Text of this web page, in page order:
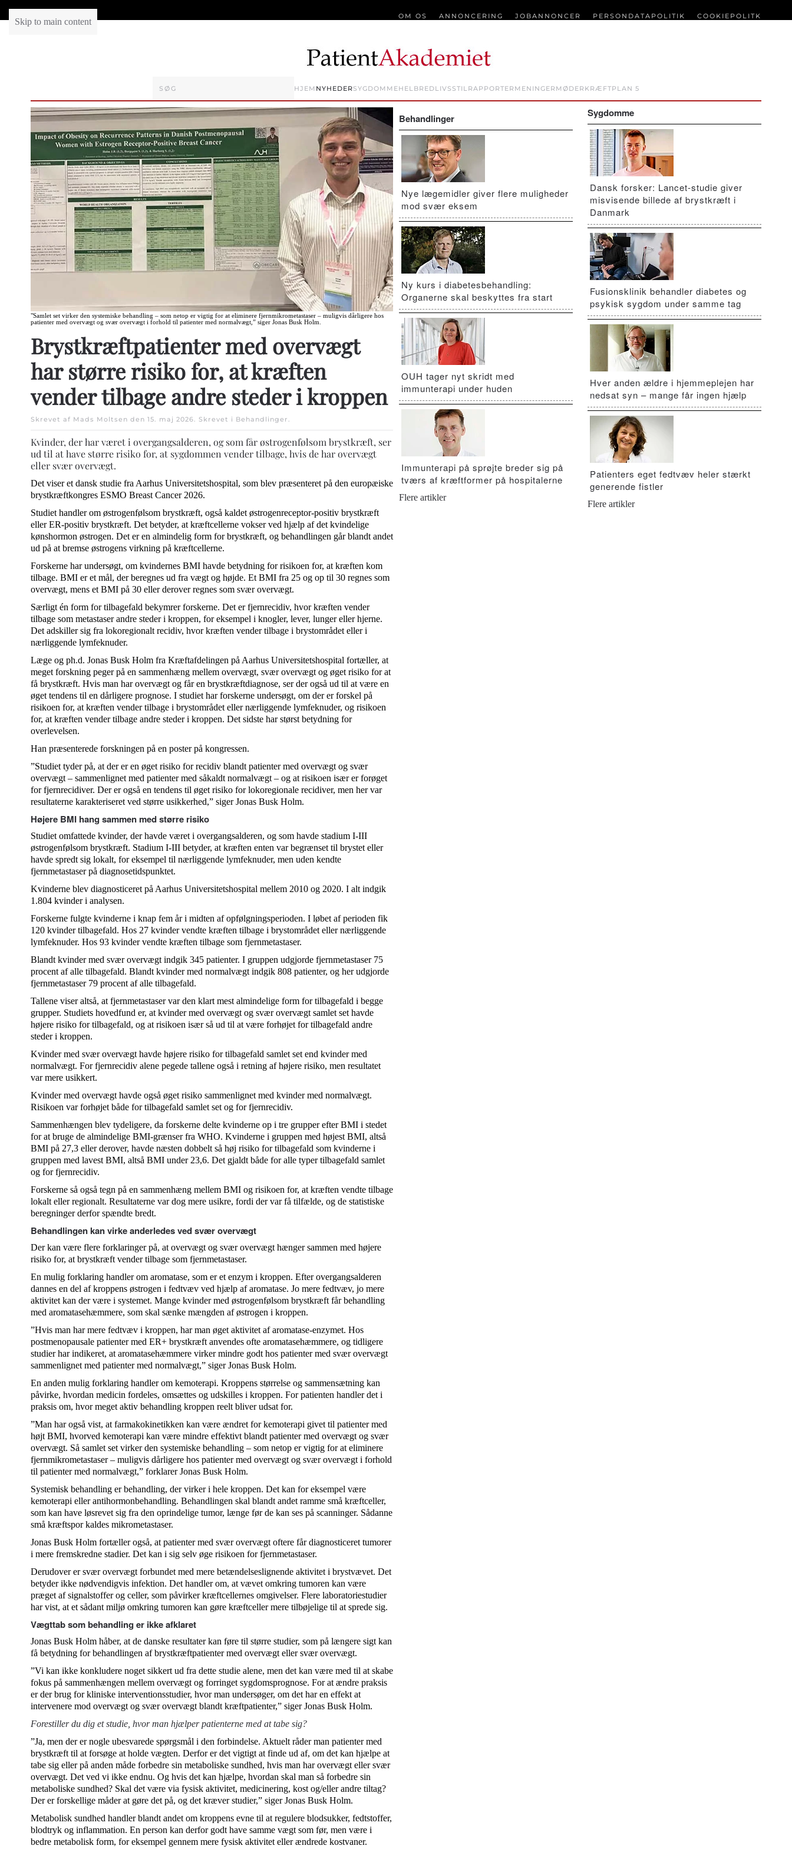
Skip to main content
OM OS ANNONCERING JOBANNONCER PERSONDATAPOLITIK COOKIEPOLITK
HJEM NYHEDERSYGDOMMEHELBREDLIVSSTILRAPPORTER MENINGER MØDER KRÆFTPLAN 5
"Samlet set virker den systemiske behandling – som netop er vigtig for at eliminere fjernmikrometastaser – muligvis dårligere hos
patienter med overvægt og svær overvægt i forhold til patienter med normalvægt,” siger Jonas Busk Holm.
Brystkræftpatienter med overvægt
har større risiko for, at kræften
vender tilbage andre steder i kroppen
Skrevet af Mads Moltsen den 15. maj 2026. Skrevet i Behandlinger.
Kvinder, der har været i overgangsalderen, og som får østrogenfølsom brystkræft, ser
ud til at have større risiko for, at sygdommen vender tilbage, hvis de har overvægt
eller svær overvægt.
Det viser et dansk studie fra Aarhus Universitetshospital, som blev præsenteret på den europæiske
brystkræftkongres ESMO Breast Cancer 2026.
Studiet handler om østrogenfølsom brystkræft, også kaldet østrogenreceptor-positiv brystkræft
eller ER-positiv brystkræft. Det betyder, at kræftcellerne vokser ved hjælp af det kvindelige
kønshormon østrogen. Det er en almindelig form for brystkræft, og behandlingen går blandt andet
ud på at bremse østrogens virkning på kræftcellerne.
Forskerne har undersøgt, om kvindernes BMI havde betydning for risikoen for, at kræften kom
tilbage. BMI er et mål, der beregnes ud fra vægt og højde. Et BMI fra 25 og op til 30 regnes som
overvægt, mens et BMI på 30 eller derover regnes som svær overvægt.
Særligt én form for tilbagefald bekymrer forskerne. Det er fjernrecidiv, hvor kræften vender
tilbage som metastaser andre steder i kroppen, for eksempel i knogler, lever, lunger eller hjerne.
Det adskiller sig fra lokoregionalt recidiv, hvor kræften vender tilbage i brystområdet eller i
nærliggende lymfeknuder.
Læge og ph.d. Jonas Busk Holm fra Kræftafdelingen på Aarhus Universitetshospital fortæller, at
meget forskning peger på en sammenhæng mellem overvægt, svær overvægt og øget risiko for at
få brystkræft. Hvis man har overvægt og får en brystkræftdiagnose, ser der også ud til at være en
øget tendens til en dårligere prognose. I studiet har forskerne undersøgt, om der er forskel på
risikoen for, at kræften vender tilbage i brystområdet eller nærliggende lymfeknuder, og risikoen
for, at kræften vender tilbage andre steder i kroppen. Det sidste har størst betydning for
overlevelsen.
Han præsenterede forskningen på en poster på kongressen.
”Studiet tyder på, at der er en øget risiko for recidiv blandt patienter med overvægt og svær
overvægt – sammenlignet med patienter med såkaldt normalvægt – og at risikoen især er forøget
for fjernrecidiver. Der er også en tendens til øget risiko for lokoregionale recidiver, men her var
resultaterne karakteriseret ved større usikkerhed,” siger Jonas Busk Holm.
Højere BMI hang sammen med større risiko
Studiet omfattede kvinder, der havde været i overgangsalderen, og som havde stadium I-III
østrogenfølsom brystkræft. Stadium I-III betyder, at kræften enten var begrænset til brystet eller
havde spredt sig lokalt, for eksempel til nærliggende lymfeknuder, men uden kendte
fjernmetastaser på diagnosetidspunktet.
Kvinderne blev diagnosticeret på Aarhus Universitetshospital mellem 2010 og 2020. I alt indgik
1.804 kvinder i analysen.
Forskerne fulgte kvinderne i knap fem år i midten af opfølgningsperioden. I løbet af perioden fik
120 kvinder tilbagefald. Hos 27 kvinder vendte kræften tilbage i brystområdet eller nærliggende
lymfeknuder. Hos 93 kvinder vendte kræften tilbage som fjernmetastaser.
Blandt kvinder med svær overvægt indgik 345 patienter. I gruppen udgjorde fjernmetastaser 75
procent af alle tilbagefald. Blandt kvinder med normalvægt indgik 808 patienter, og her udgjorde
fjernmetastaser 79 procent af alle tilbagefald.
Tallene viser altså, at fjernmetastaser var den klart mest almindelige form for tilbagefald i begge
grupper. Studiets hovedfund er, at kvinder med overvægt og svær overvægt samlet set havde
højere risiko for tilbagefald, og at risikoen især så ud til at være forhøjet for tilbagefald andre
steder i kroppen.
Kvinder med svær overvægt havde højere risiko for tilbagefald samlet set end kvinder med
normalvægt. For fjernrecidiv alene pegede tallene også i retning af højere risiko, men resultatet
var mere usikkert.
Kvinder med overvægt havde også øget risiko sammenlignet med kvinder med normalvægt.
Risikoen var forhøjet både for tilbagefald samlet set og for fjernrecidiv.
Sammenhængen blev tydeligere, da forskerne delte kvinderne op i tre grupper efter BMI i stedet
for at bruge de almindelige BMI-grænser fra WHO. Kvinderne i gruppen med højest BMI, altså
BMI på 27,3 eller derover, havde næsten dobbelt så høj risiko for tilbagefald som kvinderne i
gruppen med lavest BMI, altså BMI under 23,6. Det gjaldt både for alle typer tilbagefald samlet
og for fjernrecidiv.
Forskerne så også tegn på en sammenhæng mellem BMI og risikoen for, at kræften vendte tilbage
lokalt eller regionalt. Resultaterne var dog mere usikre, fordi der var få tilfælde, og de statistiske
beregninger derfor spændte bredt.
Behandlingen kan virke anderledes ved svær overvægt
Der kan være flere forklaringer på, at overvægt og svær overvægt hænger sammen med højere
risiko for, at brystkræft vender tilbage som fjernmetastaser.
En mulig forklaring handler om aromatase, som er et enzym i kroppen. Efter overgangsalderen
dannes en del af kroppens østrogen i fedtvæv ved hjælp af aromatase. Jo mere fedtvæv, jo mere
aktivitet kan der være i systemet. Mange kvinder med østrogenfølsom brystkræft får behandling
med aromatasehæmmere, som skal sænke mængden af østrogen i kroppen.
”Hvis man har mere fedtvæv i kroppen, har man øget aktivitet af aromatase-enzymet. Hos
postmenopausale patienter med ER+ brystkræft anvendes ofte aromatasehæmmere, og tidligere
studier har indikeret, at aromatasehæmmere virker mindre godt hos patienter med svær overvægt
sammenlignet med patienter med normalvægt,” siger Jonas Busk Holm.
En anden mulig forklaring handler om kemoterapi. Kroppens størrelse og sammensætning kan
påvirke, hvordan medicin fordeles, omsættes og udskilles i kroppen. For patienten handler det i
praksis om, hvor meget aktiv behandling kroppen reelt bliver udsat for.
”Man har også vist, at farmakokinetikken kan være ændret for kemoterapi givet til patienter med
højt BMI, hvorved kemoterapi kan være mindre effektivt blandt patienter med overvægt og svær
overvægt. Så samlet set virker den systemiske behandling – som netop er vigtig for at eliminere
fjernmikrometastaser – muligvis dårligere hos patienter med overvægt og svær overvægt i forhold
til patienter med normalvægt,” forklarer Jonas Busk Holm.
Systemisk behandling er behandling, der virker i hele kroppen. Det kan for eksempel være
kemoterapi eller antihormonbehandling. Behandlingen skal blandt andet ramme små kræftceller,
som kan have løsrevet sig fra den oprindelige tumor, længe før de kan ses på scanninger. Sådanne
små kræftspor kaldes mikrometastaser.
Jonas Busk Holm fortæller også, at patienter med svær overvægt oftere får diagnosticeret tumorer
i mere fremskredne stadier. Det kan i sig selv øge risikoen for fjernmetastaser.
Derudover er svær overvægt forbundet med mere betændelseslignende aktivitet i brystvævet. Det
betyder ikke nødvendigvis infektion. Det handler om, at vævet omkring tumoren kan være
præget af signalstoffer og celler, som påvirker kræftcellernes omgivelser. Flere laboratoriestudier
har vist, at et sådant miljø omkring tumoren kan gøre kræftceller mere tilbøjelige til at sprede sig.
Vægttab som behandling er ikke afklaret
Jonas Busk Holm håber, at de danske resultater kan føre til større studier, som på længere sigt kan
få betydning for behandlingen af brystkræftpatienter med overvægt eller svær overvægt.
”Vi kan ikke konkludere noget sikkert ud fra dette studie alene, men det kan være med til at skabe
fokus på sammenhængen mellem overvægt og forringet sygdomsprognose. For at ændre praksis
er der brug for kliniske interventionsstudier, hvor man undersøger, om det har en effekt at
intervenere mod overvægt og svær overvægt blandt kræftpatienter,” siger Jonas Busk Holm.
Forestiller du dig et studie, hvor man hjælper patienterne med at tabe sig?
”Ja, men der er nogle ubesvarede spørgsmål i den forbindelse. Aktuelt råder man patienter med
brystkræft til at forsøge at holde vægten. Derfor er det vigtigt at finde ud af, om det kan hjælpe at
tabe sig eller på anden måde forbedre sin metaboliske sundhed, hvis man har overvægt eller svær
overvægt. Det ved vi ikke endnu. Og hvis det kan hjælpe, hvordan skal man så forbedre sin
metaboliske sundhed? Skal det være via fysisk aktivitet, medicinering, kost og/eller andre tiltag?
Der er forskellige måder at gøre det på, og det kræver studier,” siger Jonas Busk Holm.
Metabolisk sundhed handler blandt andet om kroppens evne til at regulere blodsukker, fedtstoffer,
blodtryk og inflammation. En person kan derfor godt have samme vægt som før, men være i
bedre metabolisk form, for eksempel gennem mere fysisk aktivitet eller ændrede kostvaner.
Behandlinger
Nye lægemidler giver flere muligheder
mod svær eksem
Ny kurs i diabetesbehandling:
Organerne skal beskyttes fra start
OUH tager nyt skridt med
immunterapi under huden
Immunterapi på sprøjte breder sig på
tværs af kræftformer på hospitalerne
Flere artikler
Sygdomme
Dansk forsker: Lancet-studie giver
misvisende billede af brystkræft i
Danmark
Fusionsklinik behandler diabetes og
psykisk sygdom under samme tag
Hver anden ældre i hjemmeplejen har
nedsat syn – mange får ingen hjælp
Patienters eget fedtvæv heler stærkt
generende fistler
Flere artikler